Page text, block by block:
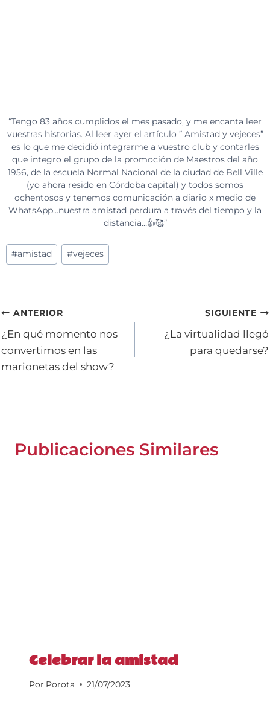
“Tengo 83 años cumplidos el mes pasado, y me encanta leer
vuestras historias. Al leer ayer el artículo ” Amistad y vejeces”
es lo que me decidió integrarme a vuestro club y contarles
que integro el grupo de la promoción de Maestros del año
1956, de la escuela Normal Nacional de la ciudad de Bell Ville
(yo ahora resido en Córdoba capital) y todos somos
ochentosos y tenemos comunicación a diario x medio de
WhatsApp…nuestra amistad perdura a través del tiempo y la
distancia…👍🥰”
Etiquetas
de
#amistad #vejeces
Navegación
de
entradas
ANTERIOR
¿En qué momento nos
convertimos en las
marionetas del show?
SIGUIENTE
¿La virtualidad llegó
para quedarse?
Publicaciones Similares
Celebrar la amistad
Por Porota 21/07/2023